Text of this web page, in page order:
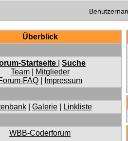
Überblick
Startseite
Suche
Team|
Mitglieder
FAQ| Impressum
| Galerie| Linkliste
WBB-Coderforum